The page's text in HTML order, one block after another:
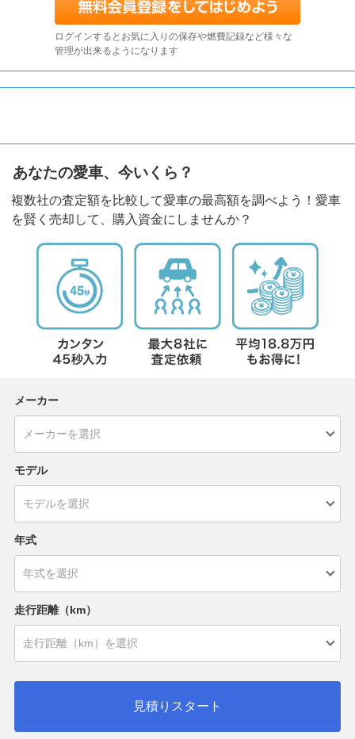
ログインするとお気に入りの保存や燃費記録など様々な
管理が出来るようになります
あなたの愛車、今いくら？
複数社の査定額を比較して愛車の最高額を調べよう！愛車
を賢く売却して、購入資金にしませんか？
メーカー
モデル
年式
走行距離（km）
見積りスタート